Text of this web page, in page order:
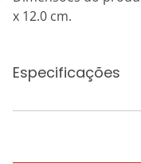
x 12.0 cm.
Especificações